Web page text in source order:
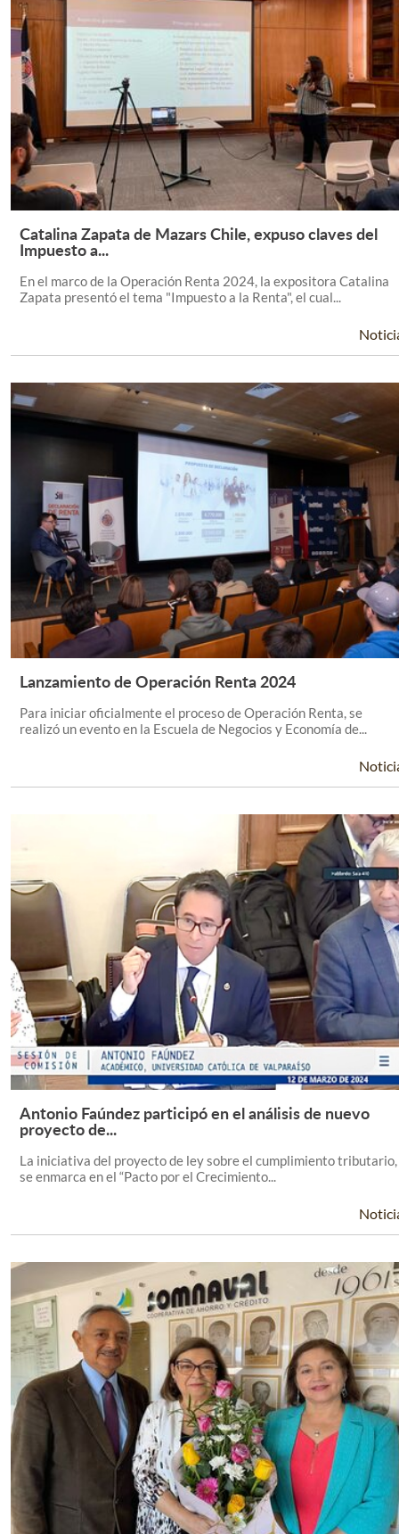
Leer Más +
Catalina Zapata de Mazars Chile, expuso claves del
Impuesto a...
En el marco de la Operación Renta 2024, la expositora Catalina
Zapata presentó el tema "Impuesto a la Renta", el cual...
Lanzamiento de Operación Renta 2024
Para iniciar oficialmente el proceso de Operación Renta, se
realizó un evento en la Escuela de Negocios y Economía de...
Leer Más +
Antonio Faúndez participó en el análisis de nuevo
proyecto de...
La iniciativa del proyecto de ley sobre el cumplimiento tributario,
se enmarca en el “Pacto por el Crecimiento...